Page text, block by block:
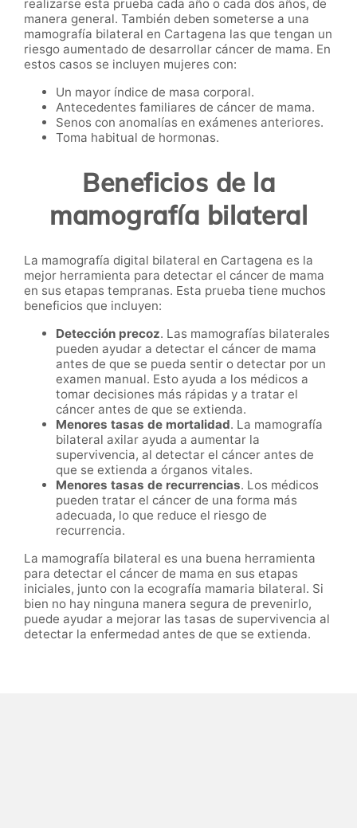
realizarse esta prueba cada año o cada dos años, de
manera general. También deben someterse a una
mamografía bilateral en Cartagena las que tengan un
riesgo aumentado de desarrollar cáncer de mama. En
estos casos se incluyen mujeres con:
Un mayor índice de masa corporal.
Antecedentes familiares de cáncer de mama.
Senos con anomalías en exámenes anteriores.
Toma habitual de hormonas.
Beneficios de la
mamografía bilateral
La mamografía digital bilateral en Cartagena es la
mejor herramienta para detectar el cáncer de mama
en sus etapas tempranas. Esta prueba tiene muchos
beneficios que incluyen:
Detección precoz. Las mamografías bilaterales
pueden ayudar a detectar el cáncer de mama
antes de que se pueda sentir o detectar por un
examen manual. Esto ayuda a los médicos a
tomar decisiones más rápidas y a tratar el
cáncer antes de que se extienda.
Menores tasas de mortalidad. La mamografía
bilateral axilar ayuda a aumentar la
supervivencia, al detectar el cáncer antes de
que se extienda a órganos vitales.
Menores tasas de recurrencias. Los médicos
pueden tratar el cáncer de una forma más
adecuada, lo que reduce el riesgo de
recurrencia.
La mamografía bilateral es una buena herramienta
para detectar el cáncer de mama en sus etapas
iniciales, junto con la ecografía mamaria bilateral. Si
bien no hay ninguna manera segura de prevenirlo,
puede ayudar a mejorar las tasas de supervivencia al
detectar la enfermedad antes de que se extienda.